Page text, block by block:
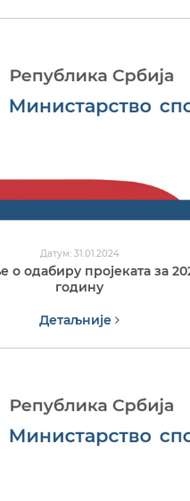
Датум: 31.01.2024
о одабиру пројеката за
годину
Детаљније